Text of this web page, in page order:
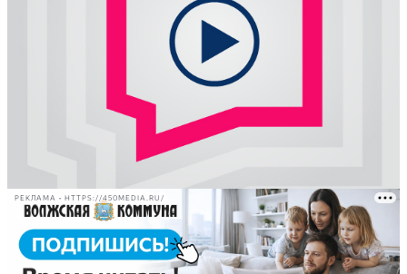
РЕКЛАМА • HTTPS://450MEDIA.RU/